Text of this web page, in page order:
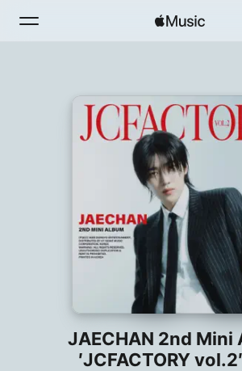
Apple Music 설치
JAECHAN 2nd Mini
′JCFACTORY